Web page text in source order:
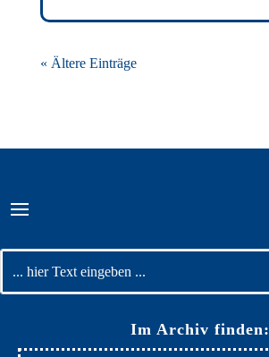
« Ältere Einträge
Im Archiv finden: